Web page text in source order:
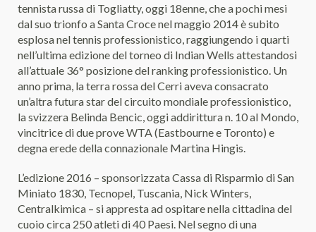
tennista russa di Togliatty, oggi 18enne, che a pochi mesi
dal suo trionfo a Santa Croce nel maggio 2014 è subito
esplosa nel tennis professionistico, raggiungendo i quarti
nell’ultima edizione del torneo di Indian Wells attestandosi
all’attuale 36° posizione del ranking professionistico. Un
anno prima, la terra rossa del Cerri aveva consacrato
un’altra futura star del circuito mondiale professionistico,
la svizzera Belinda Bencic, oggi addirittura n. 10 al Mondo,
vincitrice di due prove WTA (Eastbourne e Toronto) e
degna erede della connazionale Martina Hingis.
L’edizione 2016 – sponsorizzata Cassa di Risparmio di San
Miniato 1830, Tecnopel, Tuscania, Nick Winters,
Centralkimica – si appresta ad ospitare nella cittadina del
cuoio circa 250 atleti di 40 Paesi. Nel segno di una